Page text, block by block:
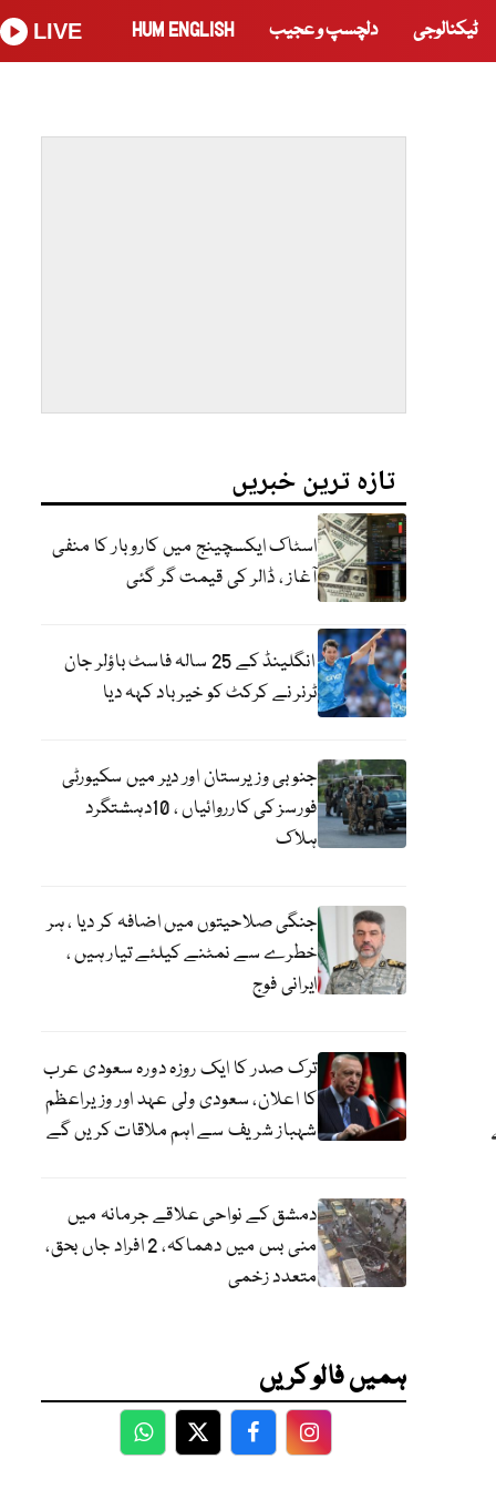
ٹیکنالوجی دلچسپ و عجیب HUM ENGLISH
LIVE
تازہ ترین خبریں
اسٹاک ایکسچینج میں کاروبار کا منفی
آغاز ، ڈالر کی قیمت گر گئی
انگلینڈ کے 25 سالہ فاسٹ باؤلر جان
ٹرنر نے کرکٹ کو خیر باد کہہ دیا
جنوبی وزیرستان اور دیر میں سکیورٹی
فورسز کی کارروائیاں ، 10دہشتگرد
ہلاک
جنگی صلاحیتوں میں اضافہ کر دیا ، ہر
خطرے سے نمٹنے کیلئے تیار ہیں ،
ایرانی فوج
ترک صدر کا ایک روزہ دورہ سعودی عرب
کا اعلان، سعودی ولی عہد اور وزیراعظم
شہباز شریف سے اہم ملاقات کریں گے
دمشق کے نواحی علاقے جرمانہ میں
منی بس میں دھماکہ، 2 افراد جاں بحق،
متعدد زخمی
ہمیں فالو کریں
WhatsApp
TwitterFacebookFacebook